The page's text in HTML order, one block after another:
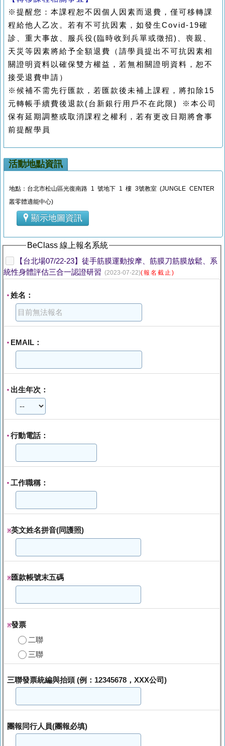
※提醒您：本課程恕不因個人因素而退費，僅可移轉課
程給他人乙次。若有不可抗因素，如發生Covid-19確
診、重大事故、服兵役(臨時收到兵單或徵招)、喪親、
天災等因素將給予全額退費（請學員提出不可抗因素相
關證明資料以確保雙方權益，若無相關證明資料，恕不
接受退費申請）
※候補不需先行匯款，若匯款後未補上課程，將扣除15
元轉帳手續費後退款(台新銀行用戶不在此限) ※本公司
保有延期調整或取消課程之權利，若有更改日期將會事
前提醒學員
活動地點資訊
地點：台北市松山區光復南路 1 號地下 1 樓 3號教室 (JUNGLE CENTER
叢零體適能中心)
顯示地圖資訊
BeClass 線上報名系統
【台北場07/22-23】徒手筋膜運動按摩、筋膜刀筋膜放鬆、系
統性身體評估三合一認證研習 (2023-07-22)(報名截止)
* 姓名：
* EMAIL：
* 出生年次：
* 行動電話：
* 工作職稱：
※英文姓名拼音(同護照)
※匯款帳號末五碼
※發票
二聯
三聯
三聯發票統編與抬頭 (例：12345678，XXX公司)
團報同行人員(團報必填)